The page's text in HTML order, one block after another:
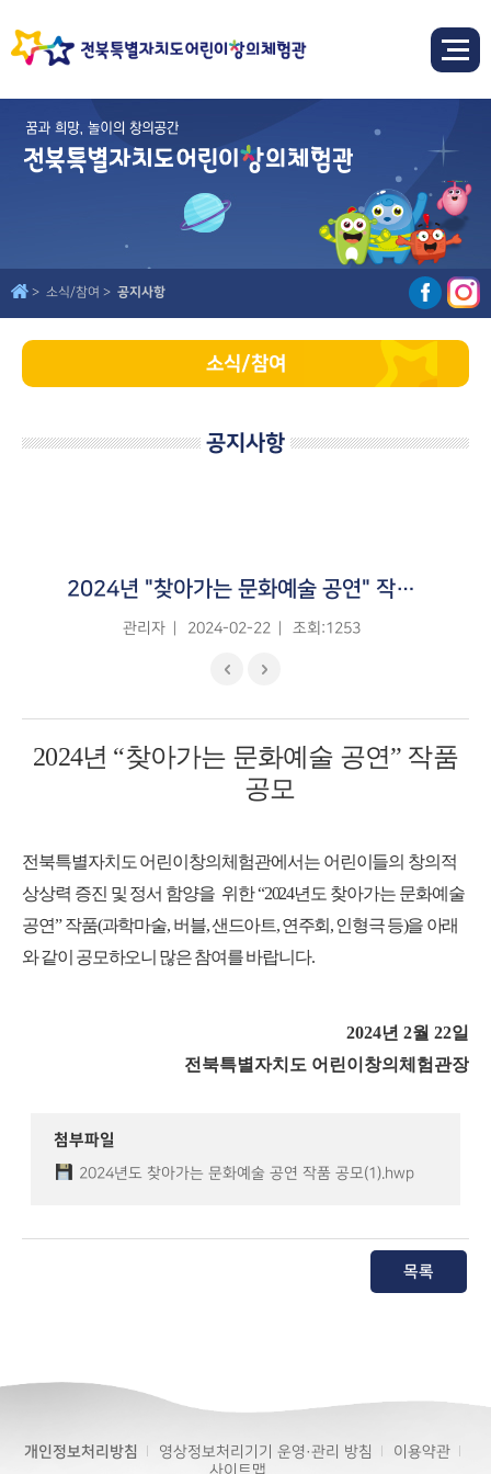
소식/참여 공지사항
소식/참여
공지사항
2024년 "찾아가는 문화예술 공연" 작품 공모
관리자 2024-02-22 조회:1253
2024년 “찾아가는 문화예술 공연” 작품
공모
전북특별자치도 어린이창의체험관에서는 어린이들의 창의적
상상력 증진 및 정서 함양을 위한“2024년도 찾아가는 문화예술
공연” 작품(과학마술, 버블,샌드아트,연주회 ,인형극 등)을 아래
와 같이 공모하오니 많은 참여를 바랍니다.
2024년 2월 22일
전북특별자치도 어린이창의체험관장
첨부파일
2024년도 찾아가는 문화예술 공연 작품 공모(1).hwp
목록
개인정보처리방침 영상정보처리기기 운영·관리 방침
이용약관
사이트맵